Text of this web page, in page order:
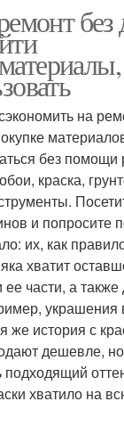
без
на
без помощи
краска,
и попросите
их, как
хватит
части, а также
украшения
же история с
дешевле,
подходящий
хватило на